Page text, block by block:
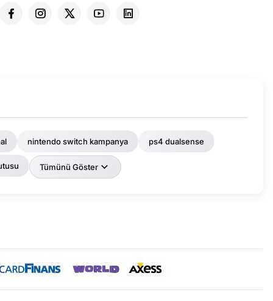
nintendo switch kampanya ps4 dualsense
Tümünü Göster